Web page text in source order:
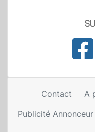
Contact
A
Publicité Annonceur